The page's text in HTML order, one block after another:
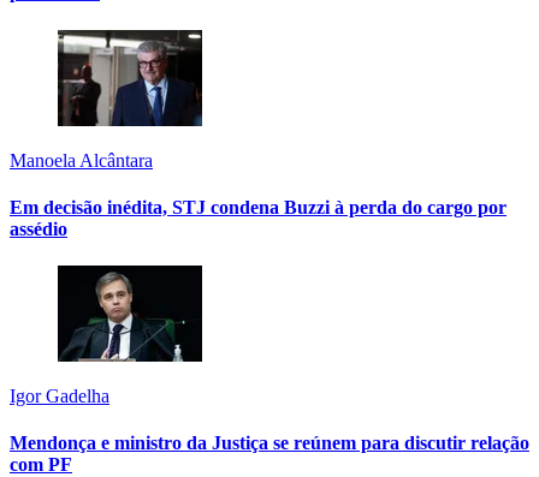
Manoela Alcântara
Em decisão inédita, STJ condena Buzzi à perda do cargo por
assédio
Igor Gadelha
Mendonça e ministro da Justiça se reúnem para discutir relação
com PF